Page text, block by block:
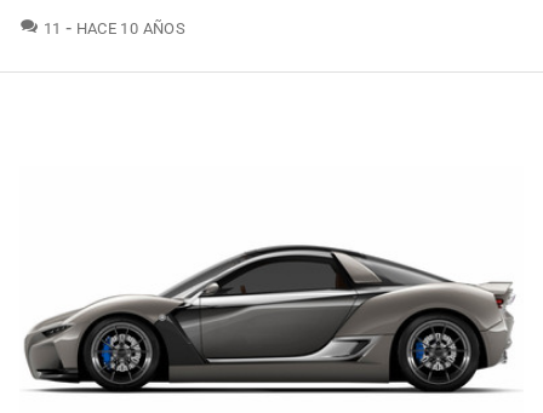
11 COMENTARIOS
HACE 10 AÑOS